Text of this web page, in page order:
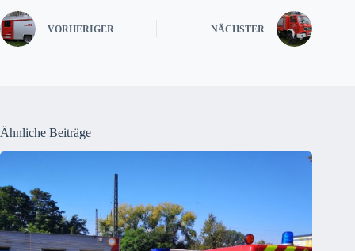
VORHERIGER NÄCHSTER
Ähnliche Beiträge